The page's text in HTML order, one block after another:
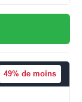
49% de moins